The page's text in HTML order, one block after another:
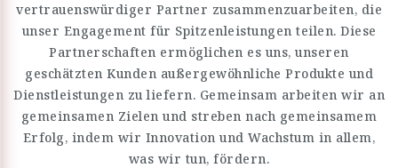
vertrauenswürdiger Partner zusammenzuarbeiten, die
unser Engagement für Spitzenleistungen teilen. Diese
Partnerschaften ermöglichen es uns, unseren
geschätzten Kunden außergewöhnliche Produkte und
Dienstleistungen zu liefern. Gemeinsam arbeiten wir an
gemeinsamen Zielen und streben nach gemeinsamem
Erfolg, indem wir Innovation und Wachstum in allem,
was wir tun, fördern.